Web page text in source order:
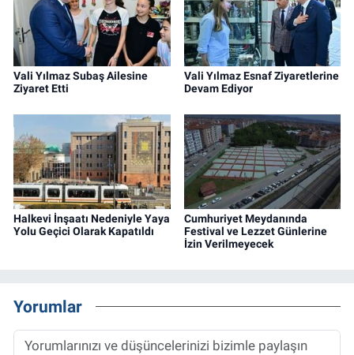
Vali Yılmaz Subaş Ailesine
Ziyaret Etti
Vali Yılmaz Esnaf Ziyaretlerine
Devam Ediyor
Halkevi İnşaatı Nedeniyle Yaya
Yolu Geçici Olarak Kapatıldı
Cumhuriyet Meydanında
Festival ve Lezzet Günlerine
İzin Verilmeyecek
Yorumlar